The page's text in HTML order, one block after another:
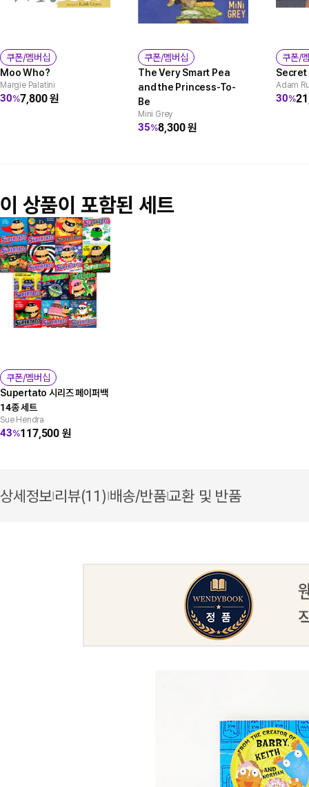
쿠폰/멤버십
Moo Who?
Margie Palatini
30%7,800원
쿠폰/멤버십
The Very Smart Pea
and the Princess-To-
Be
Mini Grey
35%8,300원
쿠폰/
Secret
Adam
30%
이 상품이 포함된 세트
쿠폰/멤버십
Supertato 시리즈 페이퍼백
14종 세트
Sue Hendra
43%117,500 원
상세정보|리뷰(11)|배송/반품|교환 및 반품